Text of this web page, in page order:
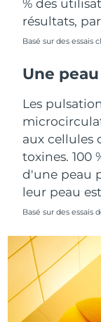
% des
résultats,
Basé sur des essais
Une
Les
aux cellules
toxines. 100
d'une peau
leur peau
Basé sur des essais
Singapour
Slovaquie
Slovénie
Afrique du
Corée du Sud
Espagne
Suède
Suisse
Taïwan
Thaïlande